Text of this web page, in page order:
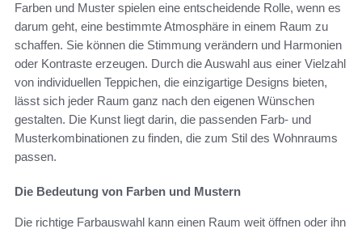
Farben und Muster spielen eine entscheidende Rolle, wenn es
darum geht, eine bestimmte Atmosphäre in einem Raum zu
schaffen. Sie können die Stimmung verändern und Harmonien
oder Kontraste erzeugen. Durch die Auswahl aus einer Vielzahl
von individuellen Teppichen, die einzigartige Designs bieten,
lässt sich jeder Raum ganz nach den eigenen Wünschen
gestalten. Die Kunst liegt darin, die passenden Farb- und
Musterkombinationen zu finden, die zum Stil des Wohnraums
passen.
Die Bedeutung von Farben und Mustern
Die richtige Farbauswahl kann einen Raum weit öffnen oder ihn